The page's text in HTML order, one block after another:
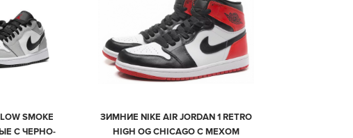
SMOKE
С ЧЕРНО-
ЗИМНИЕ NIKE AIR JORDAN 1 RETRO
HIGH OG CHICAGO С МЕХОМ